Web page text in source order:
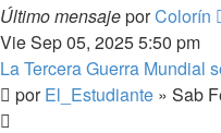
Último mensajeporColorín
Vie Sep 05, 2025 5:50 pm
La Tercera Guerra Mundial
porEl_Estudiante » Sab